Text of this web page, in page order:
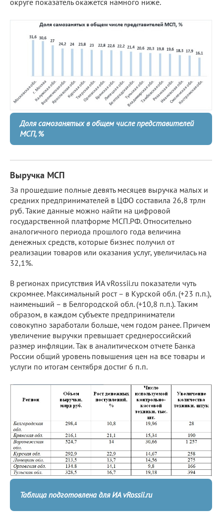
округе показатель окажется намного ниже.
Доля самозанятых в общем числе представителей
МСП, %
Выручка МСП
За прошедшие полные девять месяцев выручка малых и
средних предпринимателей в ЦФО составила 26,8 трлн
руб. Такие данные можно найти на цифровой
государственной платформе МСП.РФ. Относительно
аналогичного периода прошлого года величина
денежных средств, которые бизнес получил от
реализации товаров или оказания услуг, увеличилась на
32,1%.
В регионах присутствия ИА vRossii.ru показатели чуть
скромнее. Максимальный рост – в Курской обл. (+23 п.п.),
наименьший – в Белгородской обл. (+10,8 п.п.). Таким
образом, в каждом субъекте предприниматели
совокупно заработали больше, чем годом ранее. Причем
увеличение выручки превышает среднероссийский
размер инфляции. Так в аналитическом отчете Банка
России общий уровень повышения цен на все товары и
услуги по итогам сентября достиг 6 п.п.
Таблица подготовлена для ИА vRossii.ru